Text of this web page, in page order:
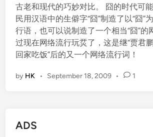
古老和现代的巧妙对比。 囧的时代可
民用汉语中的生僻字“囧”制造了以“囧”
行语，也可以说制造了一个相当“囧”的
过现在网络流行玩烎了，这是继“贾君
回家吃饭”后的又一个网络流行词！
by HK • September 18, 2009 • 1
ADS